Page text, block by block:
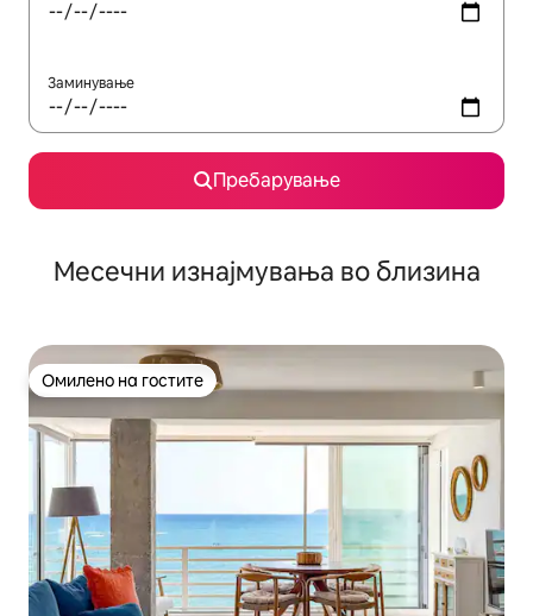
Заминување
Пребарување
Месечни изнајмувања во близина
Омилено на гостите
Омилено на гостите